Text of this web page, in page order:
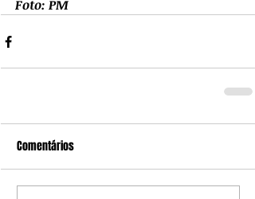
Foto: PM
Comentários